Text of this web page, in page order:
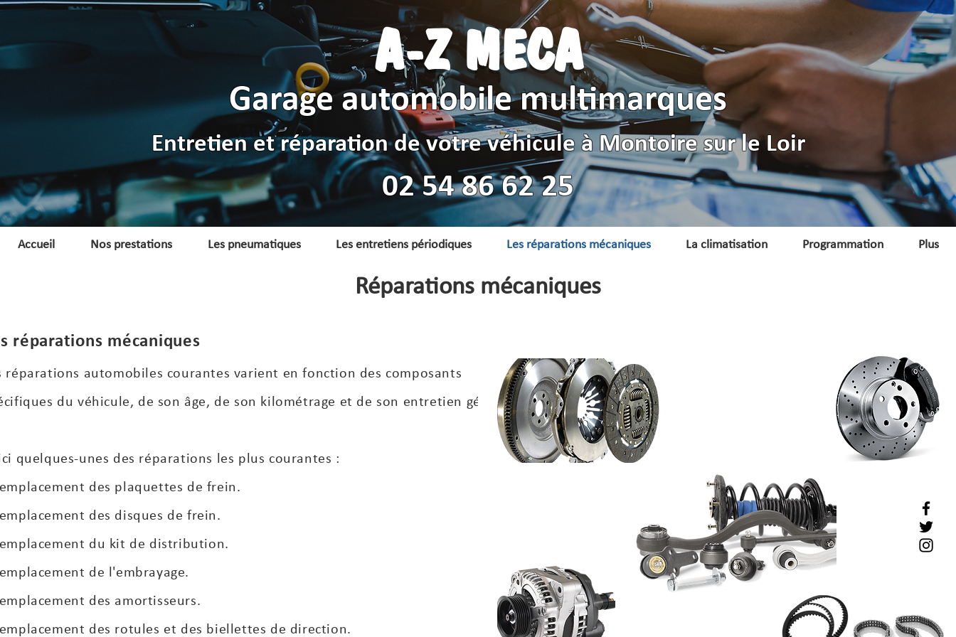
A-Z MECA
Garage automobile multimarques
Entretien et réparation de votre véhicule à Montoire sur le Loir
02 54 86 62 25
Accueil Nos prestations Les pneumatiques Les entretiens périodiques Les réparations mécaniques La climatisation Programmation Plus
Réparations mécaniques
réparations mécaniques
réparations automobiles courantes varient en fonction des composants
du véhicule, de son âge, de son kilométrage et de son entretien général.
quelques-unes des réparations les plus courantes :
des plaquettes de frein.
des disques de frein.
du kit de distribution.
de l'embrayage.
des amortisseurs.
des rotules et des biellettes de direction.